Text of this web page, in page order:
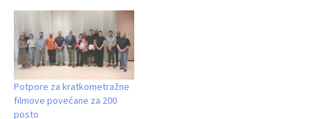
Potpore za kratkometražne
filmove povećane za 200
posto